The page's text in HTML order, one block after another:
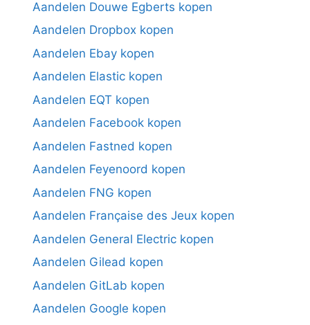
Aandelen Douwe Egberts kopen
Aandelen Dropbox kopen
Aandelen Ebay kopen
Aandelen Elastic kopen
Aandelen EQT kopen
Aandelen Facebook kopen
Aandelen Fastned kopen
Aandelen Feyenoord kopen
Aandelen FNG kopen
Aandelen Française des Jeux kopen
Aandelen General Electric kopen
Aandelen Gilead kopen
Aandelen GitLab kopen
Aandelen Google kopen